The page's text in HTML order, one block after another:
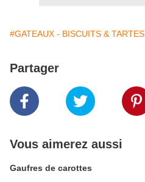
#GATEAUX - BISCUITS & TARTES
Partager
Vous aimerez aussi
Gaufres de carottes